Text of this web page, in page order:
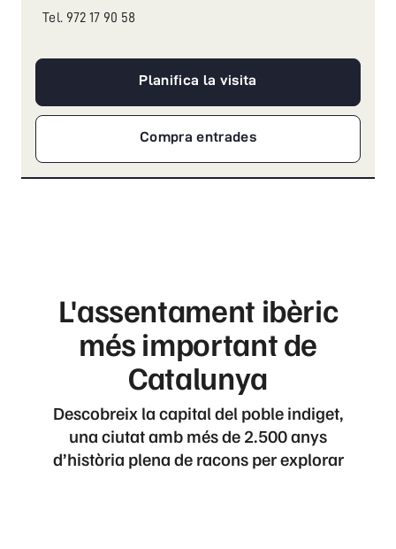
Tel. 972 17 90 58
Planifica la visita
Compra entrades
L'assentament ibèric
més important de
Catalunya
Descobreix la capital del poble indiget,
una ciutat amb més de 2.500 anys
d’història plena de racons per explorar